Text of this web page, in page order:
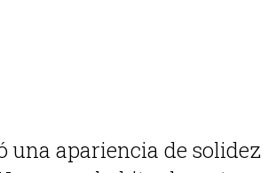
una apariencia de solidez